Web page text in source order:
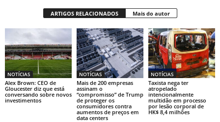
ARTIGOS RELACIONADOS Mais do autor
NOTÍCIAS
Alex Brown: CEO de
Gloucester diz que está
conversando sobre novos
investimentos
NOTÍCIAS
Mais de 200 empresas
assinam o
“compromisso” de Trump
de proteger os
consumidores contra
aumentos de preços em
data centers
NOTÍCIAS
Taxista nega ter
atropelado
intencionalmente
multidão em processo
por lesão corporal de
HK$ 8,4 milhões